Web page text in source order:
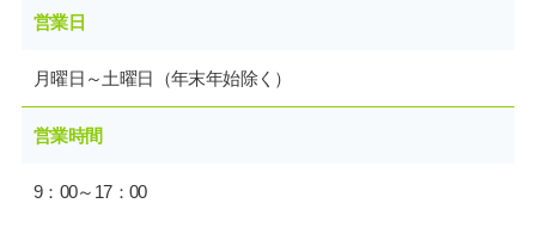
営業日
月曜日～土曜日（年末年始除く）
営業時間
9：00～17：00